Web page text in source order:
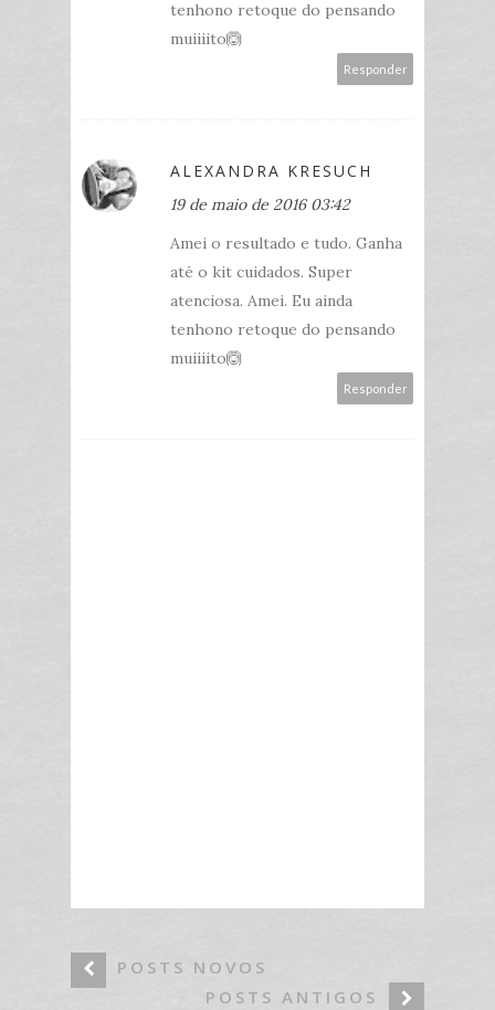
tenhono retoque do pensando
muiiiito🙆
Responder
ALEXANDRA KRESUCH
19 de maio de 2016 03:42
Amei o resultado e tudo. Ganha
até o kit cuidados. Super
atenciosa. Amei. Eu ainda
tenhono retoque do pensando
muiiiito🙆
Responder
POSTS NOVOS
POSTS ANTIGOS